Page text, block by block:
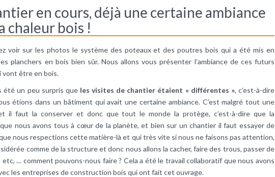
en cours, déjà une certaine ambiance
chaleur bois !
voir sur les photos le système des poteaux et des poutres bois qui a été mis en
planchers en bois bien sûr. Nous allons vous présenter l’ambiance de ces futurs
vont être en bois.
été un peu surpris queles visites de chantier étaient « différentes », c’est-à-dire
étions dans un bâtiment qui avait une certaine ambiance. C’est malgré tout une
il faut la conserver et donc que tout le monde la protège, c’est-à-dire que la
nous avons tous à cœur de la planète, et bien sur un chantier il faut essayer de
nous respections cette matière-là et qui très vite si nous ne faisons pas attention,
comme de la structure et donc nous allons la cacher, faire des trous, passer de
etc, … comment pouvons-nous faire ? Cela a été le travail collaboratif que nous avons
les entreprises de construction bois qui ont fait cet ouvrage.